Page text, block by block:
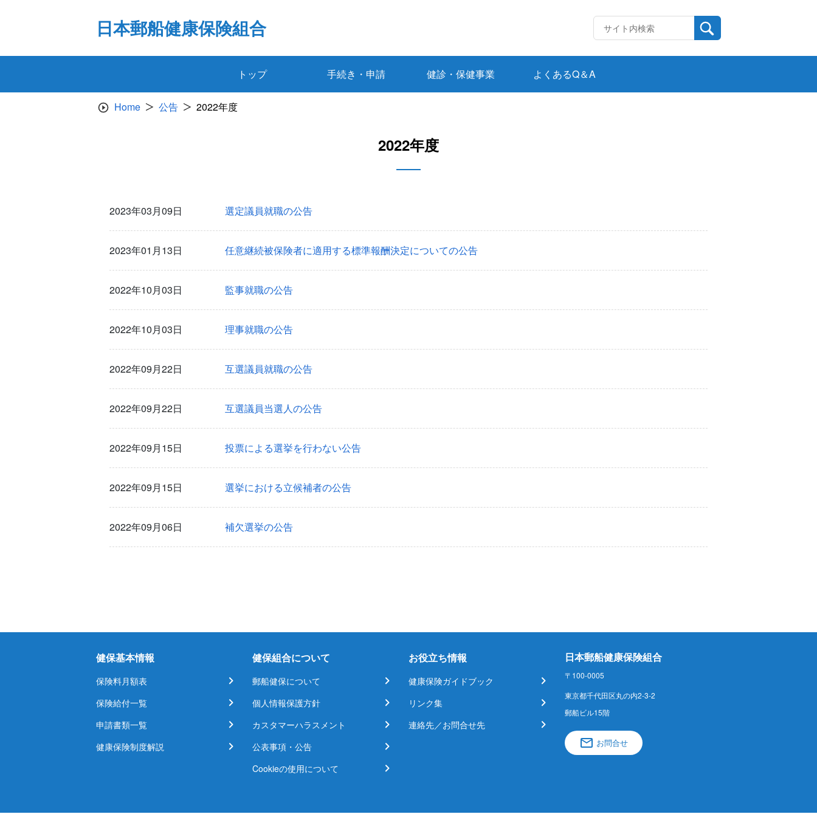
日本郵船健康保険組合
トップ 手続き・申請 健診・保健事業 よくあるQ＆A
Home 公告 2022年度
2022年度
2023年03月09日 選定議員就職の公告
2023年01月13日 任意継続被保険者に適用する標準報酬決定についての公告
2022年10月03日 監事就職の公告
2022年10月03日 理事就職の公告
2022年09月22日 互選議員就職の公告
2022年09月22日 互選議員当選人の公告
2022年09月15日 投票による選挙を行わない公告
2022年09月15日 選挙における立候補者の公告
2022年09月06日 補欠選挙の公告
健保基本情報
保険料月額表
保険給付一覧
申請書類一覧
健康保険制度解説
健保組合について
郵船健保について
個人情報保護方針
カスタマーハラスメント
公表事項・公告
Cookieの使用について
お役立ち情報
健康保険ガイドブック
リンク集
連絡先／お問合せ先
日本郵船健康保険組合
〒100-0005
東京都千代田区丸の内2-3-2
郵船ビル15階
お問合せ